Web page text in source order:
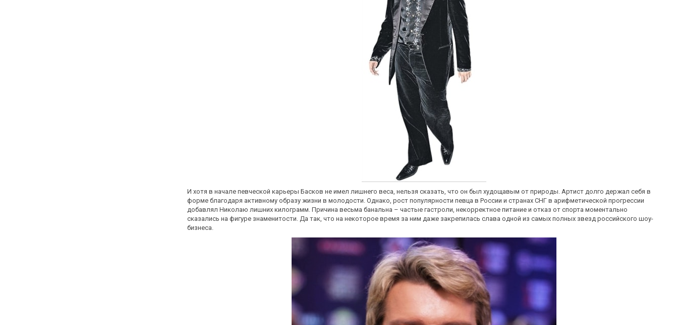
И хотя в начале певческой карьеры Басков не имел лишнего веса, нельзя сказать, что он был худощавым от природы. Артист долго держал себя в
форме благодаря активному образу жизни в молодости. Однако, рост популярности певца в России и странах СНГ в арифметической прогрессии
добавлял Николаю лишних килограмм. Причина весьма банальна – частые гастроли, некорректное питание и отказ от спорта моментально
сказались на фигуре знаменитости. Да так, что на некоторое время за ним даже закрепилась слава одной из самых полных звезд российского шоу-
бизнеса.